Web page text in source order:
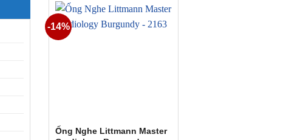
-14%
Ống Nghe Littmann Master